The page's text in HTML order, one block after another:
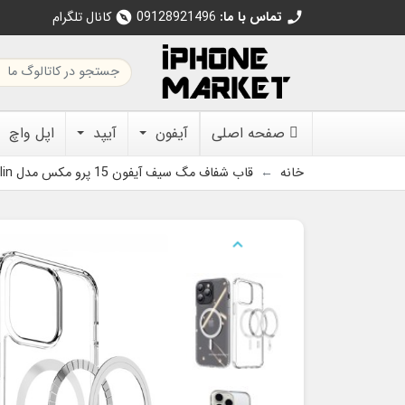
call تماس با ما: 09128921496
explore کانال تلگرام
صفحه اصلی آیفون آیپد اپل واچ
خانه قاب شفاف مگ سیف آیفون 15 پرو مکس مدل Clin برند Dux Ducis
